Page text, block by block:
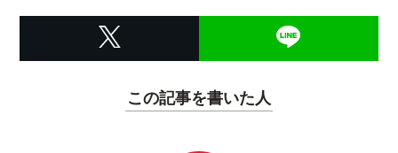
この記事を書いた人